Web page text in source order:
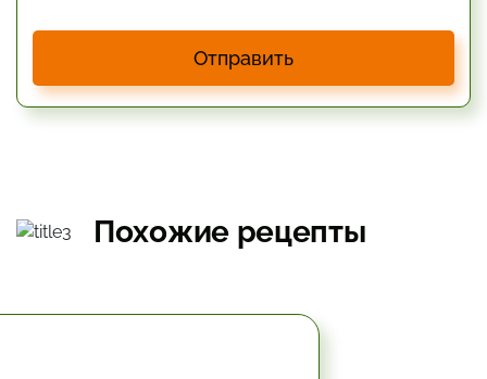
Отправить
Похожие рецепты